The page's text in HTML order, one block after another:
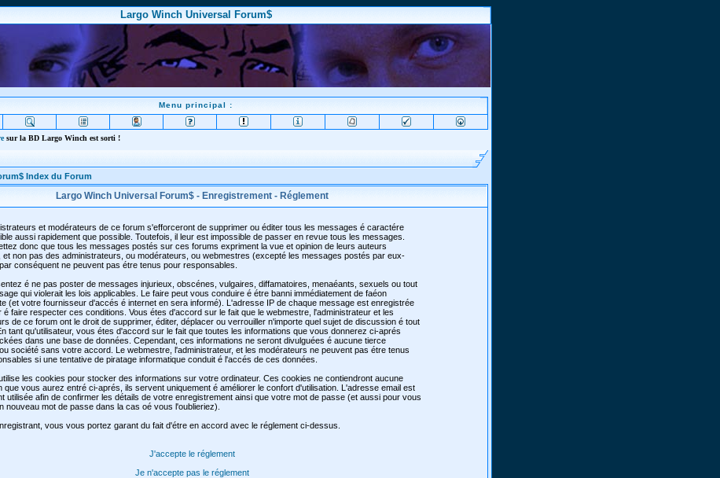
Largo Winch Universal Forum$
Menu principal :
sur la BD Largo Winch est sorti !
Index du Forum
Largo Winch Universal Forum$ - Enregistrement - Réglement
et modérateurs de ce forum s'efforceront de supprimer ou éditer tous les messages é caractére
aussi rapidement que possible. Toutefois, il leur est impossible de passer en revue tous les messages.
donc que tous les messages postés sur ces forums expriment la vue et opinion de leurs auteurs
et non pas des administrateurs, ou modérateurs, ou webmestres (excepté les messages postés par eux-
conséquent ne peuvent pas étre tenus pour responsables.
é ne pas poster de messages injurieux, obscénes, vulgaires, diffamatoires, menaéants, sexuels ou tout
qui violerait les lois applicables. Le faire peut vous conduire é étre banni immédiatement de faéon
(et votre fournisseur d'accés é internet en sera informé). L'adresse IP de chaque message est enregistrée
é faire respecter ces conditions. Vous étes d'accord sur le fait que le webmestre, l'administrateur et les
de ce forum ont le droit de supprimer, éditer, déplacer ou verrouiller n'importe quel sujet de discussion é tout
tant qu'utilisateur, vous étes d'accord sur le fait que toutes les informations que vous donnerez ci-aprés
dans une base de données. Cependant, ces informations ne seront divulguées é aucune tierce
société sans votre accord. Le webmestre, l'administrateur, et les modérateurs ne peuvent pas étre tenus
si une tentative de piratage informatique conduit é l'accés de ces données.
les cookies pour stocker des informations sur votre ordinateur. Ces cookies ne contiendront aucune
que vous aurez entré ci-aprés, ils servent uniquement é améliorer le confort d'utilisation. L'adresse email est
utilisée afin de confirmer les détails de votre enregistrement ainsi que votre mot de passe (et aussi pour vous
nouveau mot de passe dans la cas oé vous l'oublieriez).
vous vous portez garant du fait d'étre en accord avec le réglement ci-dessus.
J'accepte le réglement
Je n'accepte pas le réglement